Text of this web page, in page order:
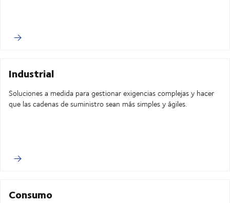
Industrial
Soluciones a medida para gestionar exigencias complejas y hacer
que las cadenas de suministro sean más simples y ágiles.
Consumo